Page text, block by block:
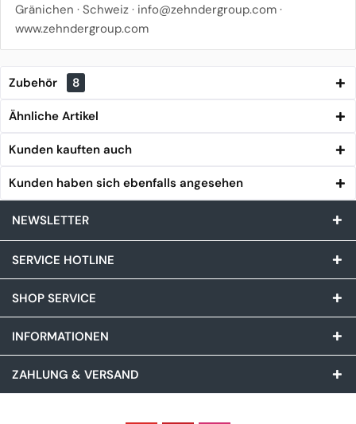
Gränichen · Schweiz · info@zehndergroup.com ·
www.zehndergroup.com
Zubehör 8
Ähnliche Artikel
Kunden kauften auch
Kunden haben sich ebenfalls angesehen
NEWSLETTER
SERVICE HOTLINE
SHOP SERVICE
INFORMATIONEN
ZAHLUNG & VERSAND